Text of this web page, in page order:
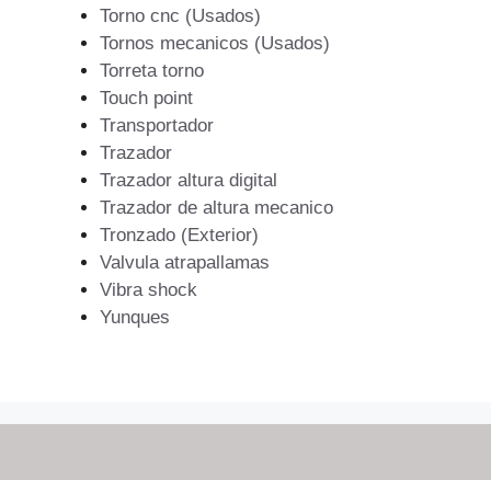
Torno cnc (Usados)
Tornos mecanicos (Usados)
Torreta torno
Touch point
Transportador
Trazador
Trazador altura digital
Trazador de altura mecanico
Tronzado (Exterior)
Valvula atrapallamas
Vibra shock
Yunques